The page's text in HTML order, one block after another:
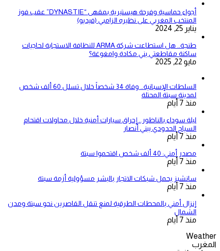
أجواء حماسية وفرحة هيستيرية بمقهى “DYNASTIE” عقب فوز
المنتخب المغربي على نظيره الزامبي (فيديو)
يناير 25, 2024
طنجة.. هل استطاعت شركة ARMA للنظافة الاستجابة لحاجيات
ساكنة مقاطعتي بني مكادة وامغوغة؟
مايو 22, 2025
السلطات الإسبانية.. وفاة 34 شخصاً خلال تسلل 60 ألف شخص
لمدينة سبتة المحتلة
منذ 7 أيام
ليلة سوداء بالناظور.. إحراق سيارات أمنية خلال محاولات اقتحام
السياج الحدودي ببني أنصار
منذ 7 أيام
مصدر أمني: 40 ألف شخص اقتحموا سبتة
منذ 7 أيام
سانشيز يحمل شبكات الاتجار بالبشر مسؤولية أزمة سبتة
منذ 7 أيام
إنزال أمني بالمحطات الطرقية لمنع تنقل القاصرين نحو سبتة ومدن
الشمال
منذ 7 أيام
Weather
المغرب